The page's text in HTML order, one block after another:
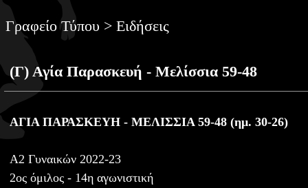
Γραφείο Τύπου > Ειδήσεις
(Γ) Αγία Παρασκευή - Μελίσσια 59-48
ΑΓΙΑ ΠΑΡΑΣΚΕΥΗ - ΜΕΛΙΣΣΙΑ 59-48 (ημ. 30-26)
Α2 Γυναικών 2022-23
2ος όμιλος - 14η αγωνιστική